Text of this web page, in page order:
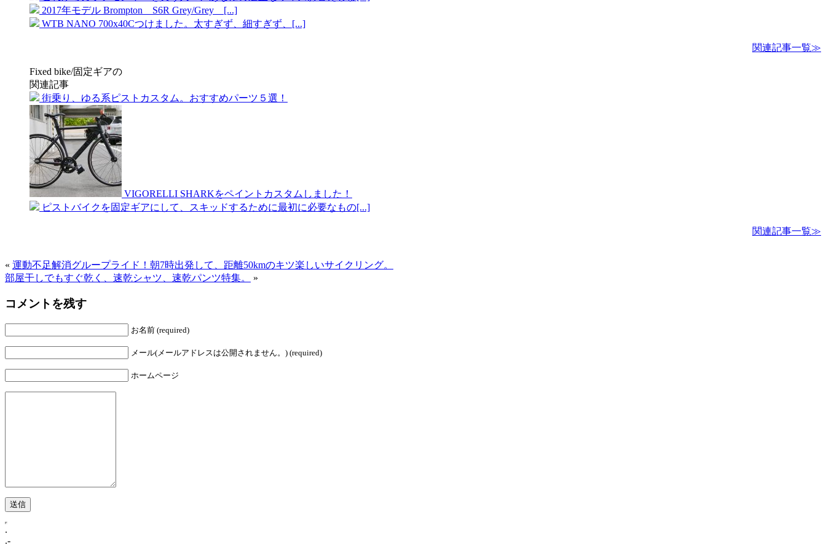
2017年モデル Brompton S6R Grey/Grey [...]
WTB NANO 700x40Cつけました。太すぎず、細すぎず、[...]
関連記事一覧≫
Fixed bike/固定ギアの
関連記事
街乗り、ゆる系ピストカスタム。おすすめパーツ５選！
VIGORELLI SHARKをペイントカスタムしました！
ピストバイクを固定ギアにして、スキッドするために最初に必要なもの[...]
関連記事一覧≫
« 運動不足解消グループライド！朝7時出発して、距離50kmのキツ楽しいサイクリング。
部屋干しでもすぐ乾く、速乾シャツ、速乾パンツ特集。
»
コメントを残す
お名前 (required)
メール(メールアドレスは公開されません。) (required)
ホームページ
.
.-